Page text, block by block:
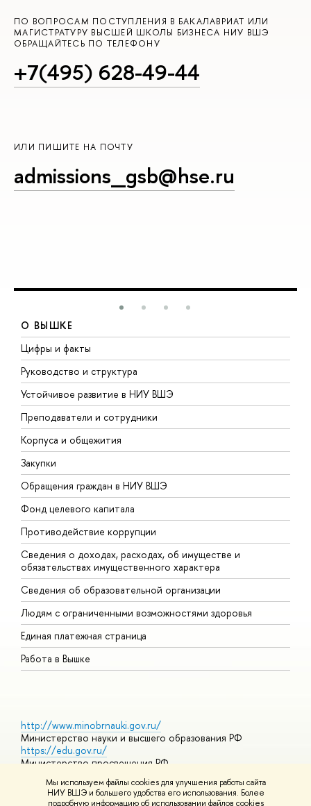
Мы используем файлы cookies для улучшения работы сайта
НИУ ВШЭ и большего удобства его использования. Более
подробную информацию об использовании файлов cookies
ПО ВОПРОСАМ ПОСТУПЛЕНИЯ В БАКАЛАВРИАТ ИЛИ
МАГИСТРАТУРУ ВЫСШЕЙ ШКОЛЫ БИЗНЕСА НИУ ВШЭ
ОБРАЩАЙТЕСЬ ПО ТЕЛЕФОНУ
+7(495) 628-49-44
ИЛИ ПИШИТЕ НА ПОЧТУ
admissions_gsb@hse.ru
О ВЫШКЕ
Цифры и факты
Руководство и структура
Устойчивое развитие в НИУ ВШЭ
Преподаватели и сотрудники
Корпуса и общежития
Закупки
Обращения граждан в НИУ ВШЭ
Фонд целевого капитала
Противодействие коррупции
Сведения о доходах, расходах, об имуществе и
обязательствах имущественного характера
Сведения об образовательной организации
Людям с ограниченными возможностями здоровья
Единая платежная страница
Работа в Вышке
http://www.minobrnauki.gov.ru/
Министерство науки и высшего образования РФ
https://edu.gov.ru/
Министерство просвещения РФ
https://elearning.hse.ru/mooc
Массовые открытые онлайн-курсы